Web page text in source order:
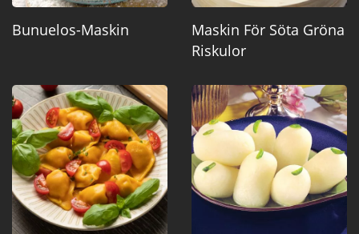
Bunuelos-Maskin
Maskin För Söta Gröna
Riskulor